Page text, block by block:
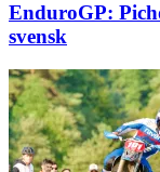
EnduroGP:
svensk